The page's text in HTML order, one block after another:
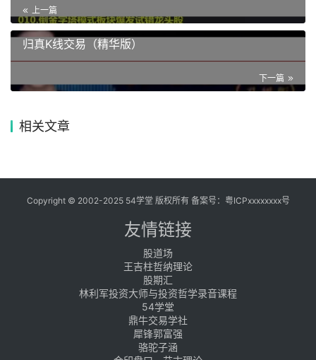
上一篇
归真K线交易（精华版）
下一篇
相关文章
Copyright © 2002-2025 54学堂 版权所有 备案号： 粤ICPxxxxxxxx号
友情链接
股道场
王吉柱哲纳理论
股期汇
林利军投资大师与投资哲学录音课程
54学堂
鼎牛交易学社
犀锋郭富强
骆驼子涵